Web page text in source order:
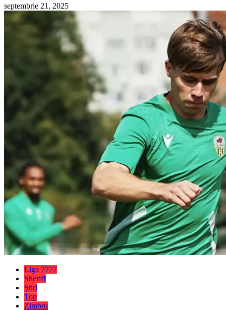
septembrie 21, 2025
Liga 7777
Sheriff
Știri
Top
Zimbru